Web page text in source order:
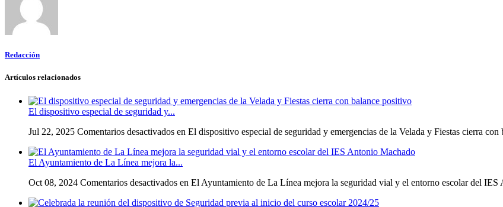
Redacción
Artículos relacionados
El dispositivo especial de seguridad y...
Jul 22, 2025 Comentarios desactivados en El dispositivo especial de seguridad y emergencias de la Velada y Fiestas cierra con
El Ayuntamiento de La Línea mejora la...
Oct 08, 2024 Comentarios desactivados en El Ayuntamiento de La Línea mejora la seguridad vial y el entorno escolar del IES